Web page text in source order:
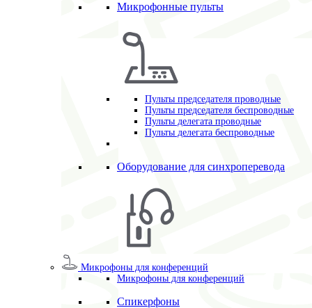
Микрофонные пульты
Пульты председателя проводные
Пульты председателя беспроводные
Пульты делегата проводные
Пульты делегата беспроводные
Оборудование для синхроперевода
Микрофоны для конференций
Микрофоны для конференций
Спикерфоны